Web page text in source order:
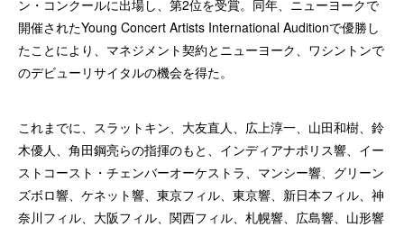
ン・コンクールに出場し、第2位を受賞。同年、ニューヨークで
開催されたYoung Concert Artists International Auditionで優勝し
たことにより、マネジメント契約とニューヨーク、ワシントンで
のデビューリサイタルの機会を得た。
これまでに、スラットキン、大友直人、広上淳一、山田和樹、鈴
木優人、角田鋼亮らの指揮のもと、インディアナポリス響、イー
ストコースト・チェンバーオーケストラ、マンシー響、グリーン
ズボロ響、ケネット響、東京フィル、東京響、新日本フィル、神
奈川フィル、大阪フィル、関西フィル、札幌響、広島響、山形響